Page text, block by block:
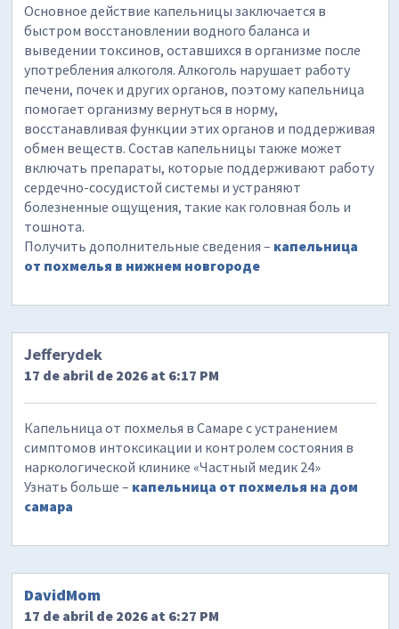
Основное действие капельницы заключается в
быстром восстановлении водного баланса и
выведении токсинов, оставшихся в организме после
употребления алкоголя. Алкоголь нарушает работу
печени, почек и других органов, поэтому капельница
помогает организму вернуться в норму,
восстанавливая функции этих органов и поддерживая
обмен веществ. Состав капельницы также может
включать препараты, которые поддерживают работу
сердечно-сосудистой системы и устраняют
болезненные ощущения, такие как головная боль и
тошнота.
Получить дополнительные сведения – капельница
от похмелья в нижнем новгороде
Jefferydek
17 de abril de 2026 at 6:17 PM
Капельница от похмелья в Самаре с устранением
симптомов интоксикации и контролем состояния в
наркологической клинике «Частный медик 24»
Узнать больше – капельница от похмелья на дом
самара
DavidMom
17 de abril de 2026 at 6:27 PM